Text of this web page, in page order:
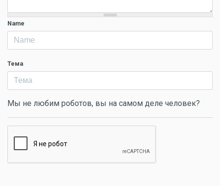
Name
Тема
Мы не любим роботов, вы на самом деле человек?